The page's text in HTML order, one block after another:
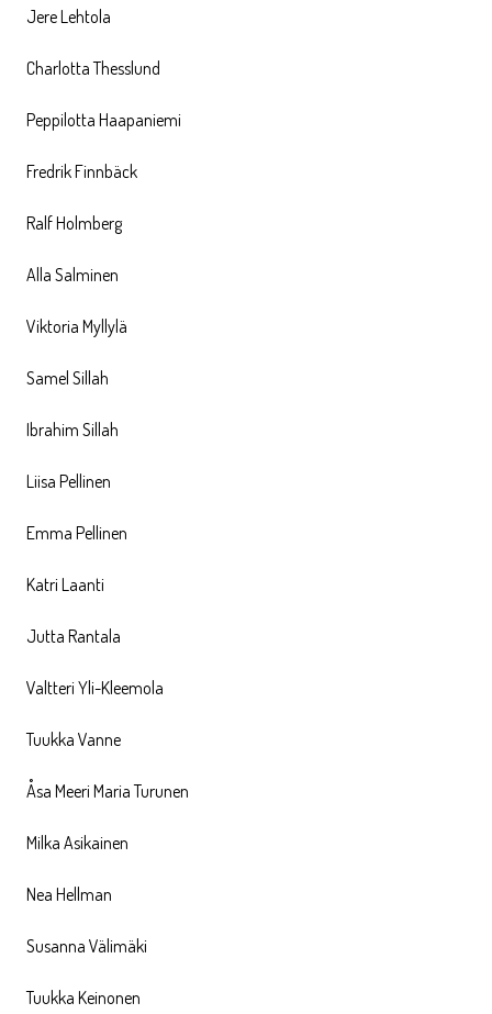
Jere Lehtola
Charlotta Thesslund
Peppilotta Haapaniemi
Fredrik Finnbäck
Ralf Holmberg
Alla Salminen
Viktoria Myllylä
Samel Sillah
Ibrahim Sillah
Liisa Pellinen
Emma Pellinen
Katri Laanti
Jutta Rantala
Valtteri Yli-Kleemola
Tuukka Vanne
Åsa Meeri Maria Turunen
Milka Asikainen
Nea Hellman
Susanna Välimäki
Tuukka Keinonen